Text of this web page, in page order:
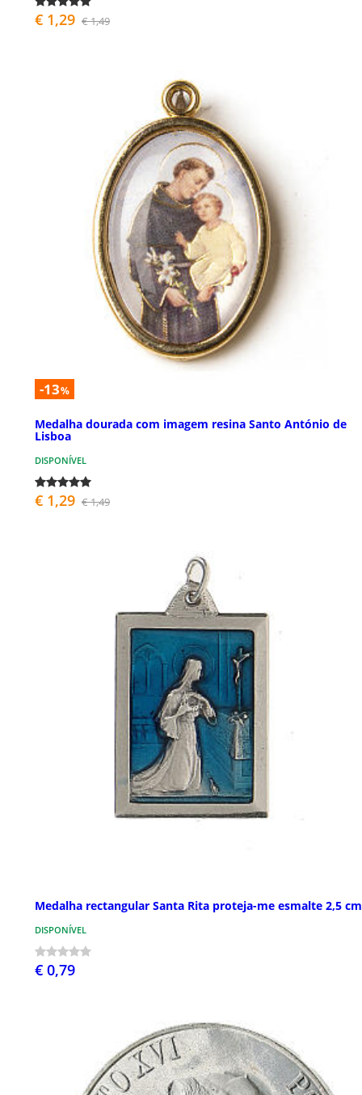
€ 1,29 € 1,49
-13%
Medalha dourada com imagem resina Santo António de
Lisboa
DISPONÍVEL
€ 1,29 € 1,49
Medalha rectangular Santa Rita proteja-me esmalte 2,5 cm
DISPONÍVEL
€ 0,79